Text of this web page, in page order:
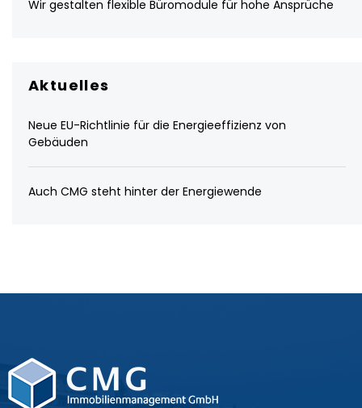
Wir gestalten flexible Büromodule für hohe Ansprüche
Aktuelles
Neue EU-Richtlinie für die Energieeffizienz von
Gebäuden
Auch CMG steht hinter der Energiewende